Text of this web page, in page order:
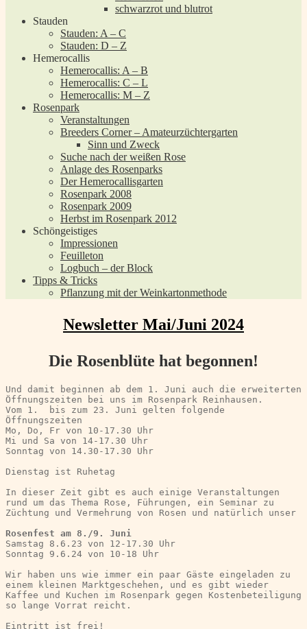
schwarzrot und blutrot
Stauden
Stauden: A – C
Stauden: D – Z
Hemerocallis
Hemerocallis: A – B
Hemerocallis: C – L
Hemerocallis: M – Z
Rosenpark
Veranstaltungen
Breeders Corner – Amateurzüchtergarten
Sinn und Zweck
Suche nach der weißen Rose
Anlage des Rosenparks
Der Hemerocallisgarten
Rosenpark 2008
Rosenpark 2009
Herbst im Rosenpark 2012
Schöngeistiges
Impressionen
Feuilleton
Logbuch – der Block
Tipps & Tricks
Pflanzung mit der Weinkartonmethode
Newsletter Mai/Juni 2024
Die Rosenblüte hat begonnen!
Und damit beginnen ab dem 1. Juni auch die erweiterten
Öffnungszeiten bei uns im Rosenpark Reinhausen.
Vom 1.  bis zum 23. Juni gelten folgende
Öffnungszeiten
Mo, Do, Fr von 10-17.30 Uhr
Mi und Sa von 14-17.30 Uhr
Sonntag von 14.30-17.30 Uhr
Dienstag ist Ruhetag
In dieser Zeit gibt es auch einige Veranstaltungen
rund um das Thema Rose, Führungen, ein Seminar zu
Züchtung und Vermehrung von Rosen und natürlich unser
Rosenfest am 8./9. Juni
Samstag 8.6.23 von 12-17.30 Uhr
Sonntag 9.6.24 von 10-18 Uhr
Wir haben uns wie immer ein paar Gäste eingeladen zu
einem kleinen Marktgeschehen, und es gibt wieder
Kaffee und Kuchen im Rosenpark gegen Kostenbeteiligung
so lange Vorrat reicht.
Eintritt ist frei!